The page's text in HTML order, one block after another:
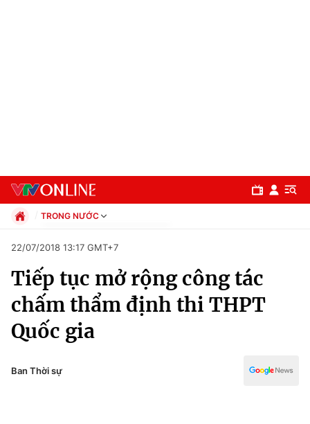
Chuyên mục
Chính trị
TRONG NƯỚC
Xã hội
Pháp luật
Kinh tế
Thể thao
Truyền hình
Văn hóa - Giải trí
Đời sống
22/07/2018 13:17 GMT+7
Tiếp tục mở rộng công tác
chấm thẩm định thi THPT
Quốc gia
Ban Thời sự